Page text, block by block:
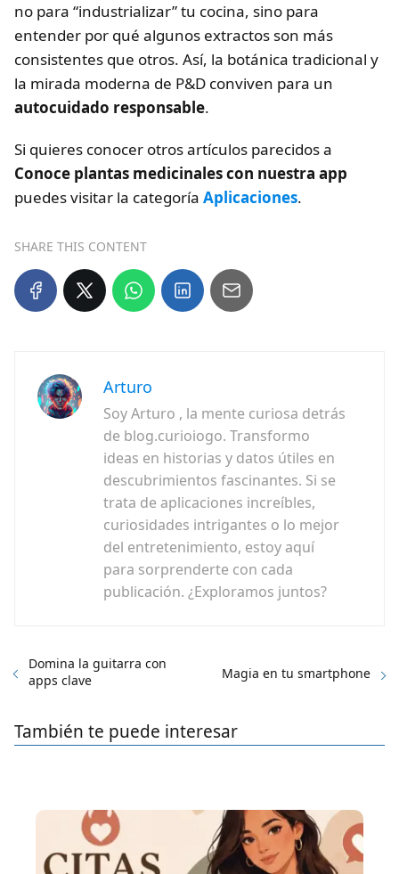
no para “industrializar” tu cocina, sino para
entender por qué algunos extractos son más
consistentes que otros. Así, la botánica tradicional y
la mirada moderna de P&D conviven para un
autocuidado responsable.
Si quieres conocer otros artículos parecidos a
Conoce plantas medicinales con nuestra app
puedes visitar la categoría Aplicaciones.
SHARE THIS CONTENT
Arturo
Soy Arturo , la mente curiosa detrás
de blog.curioiogo. Transformo
ideas en historias y datos útiles en
descubrimientos fascinantes. Si se
trata de aplicaciones increíbles,
curiosidades intrigantes o lo mejor
del entretenimiento, estoy aquí
para sorprenderte con cada
publicación. ¿Exploramos juntos?
Domina la guitarra con
apps clave
Magia en tu smartphone
También te puede interesar